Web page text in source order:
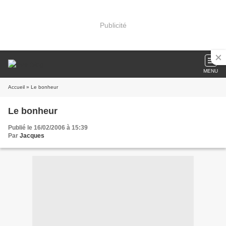
Publicité
MENU
Accueil » Le bonheur
Le bonheur
Publié le 16/02/2006 à 15:39
Par Jacques